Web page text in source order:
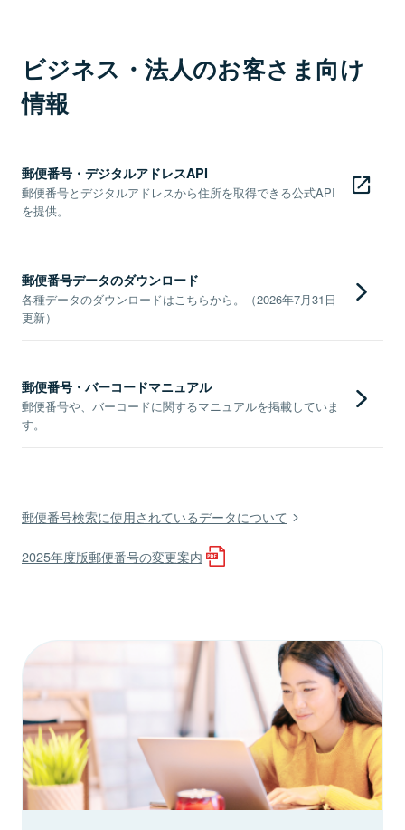
ビジネス・法人のお客さま向け
情報
郵便番号・デジタルアドレスAPI
郵便番号とデジタルアドレスから住所を取得できる公式API
を提供。
郵便番号データのダウンロード
各種データのダウンロードはこちらから。（2026年7月31日
更新）
郵便番号・バーコードマニュアル
郵便番号や、バーコードに関するマニュアルを掲載していま
す。
郵便番号検索に使用されているデータについて
2025年度版郵便番号の変更案内